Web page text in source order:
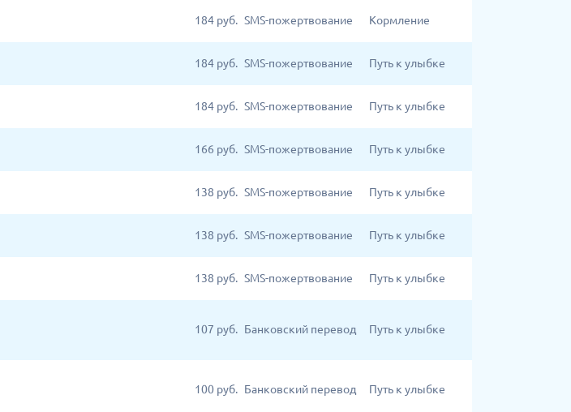
184 руб. SMS-пожертвование Кормление
184 руб. SMS-пожертвование Путь к улыбке
184 руб. SMS-пожертвование Путь к улыбке
166 руб. SMS-пожертвование Путь к улыбке
138 руб. SMS-пожертвование Путь к улыбке
138 руб. SMS-пожертвование Путь к улыбке
138 руб. SMS-пожертвование Путь к улыбке
107 руб. Банковский перевод Путь к улыбке
100 руб. Банковский перевод Путь к улыбке